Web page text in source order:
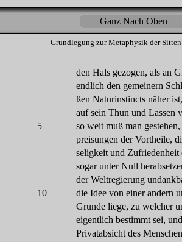
Ganz Nach Oben
Grundlegung zurMetaphysik der Sitten
den Hals gezogen, als an
endlich den gemeinern
ßen Naturinstincts näher
auf sein Thun und Lassen
5
so weit muß man gestehen,
preisungen der Vortheile,
seligkeitund Zufriedenheit
sogar unterNull
der Weltregierung
10
die Idee von einer andern
Grunde liege, zu welcher
eigentlich bestimmt sei,
Privatabsicht des Menschen